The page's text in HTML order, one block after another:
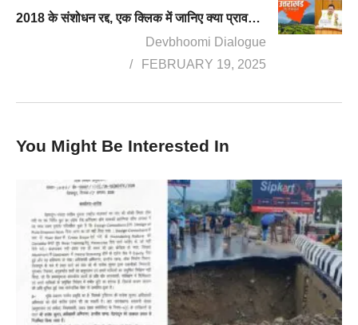
2018 के संशोधन रद्द, एक क्लिक में जानिए क्या प्रावधान हैं धामी सरकार के भू कानून में
Devbhoomi Dialogue
FEBRUARY 19, 2025
You Might Be Interested In